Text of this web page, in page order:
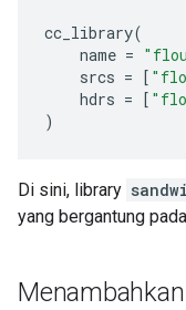
cc_library(
name =
srcs = [
hdrs = [
)
Di sini, library
yang bergantung